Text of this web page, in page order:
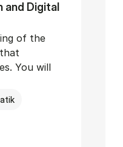
and Di­git­al
of the
You will